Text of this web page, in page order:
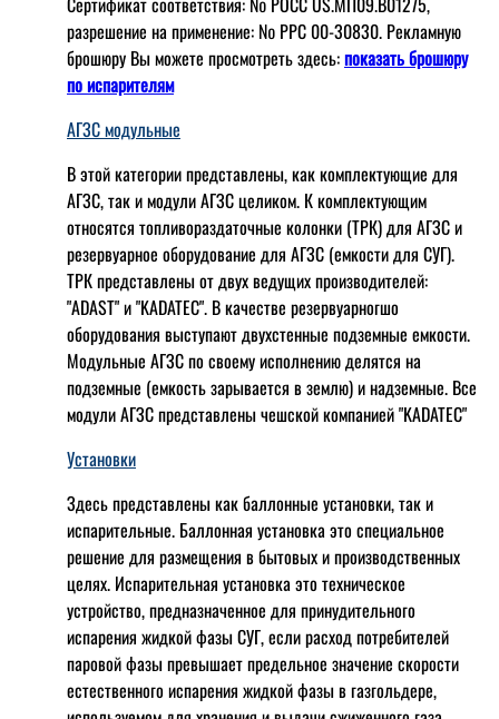
разрешение на применение: № РРС 00-30830. Рекламную
брошюру Вы можете просмотреть здесь:показать брошюру
по испарителям
АГЗС модульные
В этой категории представлены, как комплектующие для
АГЗС, так и модули АГЗС целиком. К комплектующим
относятся топливораздаточные колонки (ТРК) для АГЗС и
резервуарное оборудование для АГЗС (емкости для СУГ).
ТРК представлены от двух ведущих производителей:
"ADAST" и "KADATEC". В качестве резервуарногшо
оборудования выступают двухстенные подземные емкости.
Модульные АГЗС по своему исполнению делятся на
подземные (емкость зарывается в землю) и надземные. Все
модули АГЗС представлены чешской компанией "KADATEC"
Установки
Здесь представлены как баллонные установки, так и
испарительные. Баллонная установка это специальное
решение для размещения в бытовых и производственных
целях. Испарительная установка это техническое
устройство, предназначенное для принудительного
испарения жидкой фазы СУГ, если расход потребителей
паровой фазы превышает предельное значение скорости
естественного испарения жидкой фазы в газгольдере,